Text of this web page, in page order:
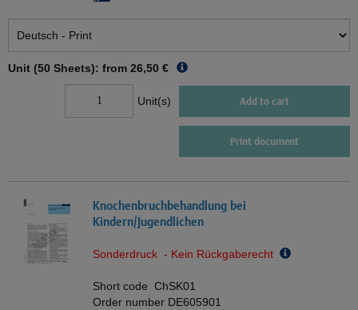
Unit (50 Sheets): from 26,50 €
Unit(s) Add to cart
Print document
Knochenbruchbehandlung bei
Kindern/Jugendlichen
Sonderdruck - Kein Rückgaberecht
Short code ChSK01
Order number DE605901